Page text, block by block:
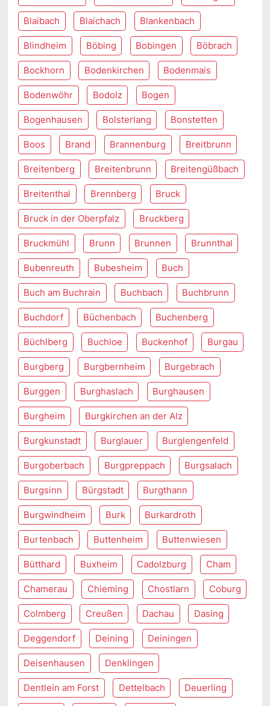
Blaibach Blaichach Blankenbach
Blindheim Böbing Bobingen Böbrach
Bockhorn Bodenkirchen Bodenmais
Bodenwöhr Bodolz Bogen
Bogenhausen Bolsterlang Bonstetten
Boos Brand Brannenburg Breitbrunn
Breitenberg Breitenbrunn Breitengüßbach
Breitenthal Brennberg Bruck
Bruck in der Oberpfalz Bruckberg
Bruckmühl Brunn Brunnen Brunnthal
Bubenreuth Bubesheim Buch
Buch am Buchrain Buchbach Buchbrunn
Buchdorf Büchenbach Buchenberg
Büchlberg Buchloe Buckenhof Burgau
Burgberg Burgbernheim Burgebrach
Burggen Burghaslach Burghausen
Burgheim Burgkirchen an der Alz
Burgkunstadt Burglauer Burglengenfeld
Burgoberbach Burgpreppach Burgsalach
Burgsinn Bürgstadt Burgthann
Burgwindheim Burk Burkardroth
Burtenbach Buttenheim Buttenwiesen
Bütthard Buxheim Cadolzburg Cham
Chamerau Chieming Chostlarn Coburg
Colmberg Creußen Dachau Dasing
Deggendorf Deining Deiningen
Deisenhausen Denklingen
Dentlein am Forst Dettelbach Deuerling